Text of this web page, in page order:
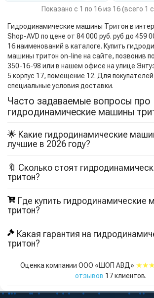
Показано с 1 по 16 из 16 (всего 1
Гидродинамические машины Тритон в
Shop-AVD по цене от 84 000 руб. руб до 459
16 наименований в каталоге. Купить
машины тритон on-line на сайте, позвонив
350-16-98 или в нашем офисе на улице
5 корпус 17, помещение 12. Для
специальные условия доставки.
Часто задаваемые вопросы про
гидродинамические машины
🌟 Какие гидродинамические
лучшие в 2026 году?
🔖 Сколько стоят
тритон?
Где купить гидродинамические
тритон?
Какая гарантия на
тритон?
Оценка компании ООО «ШОП АВД»
отзывов 17клиентов.